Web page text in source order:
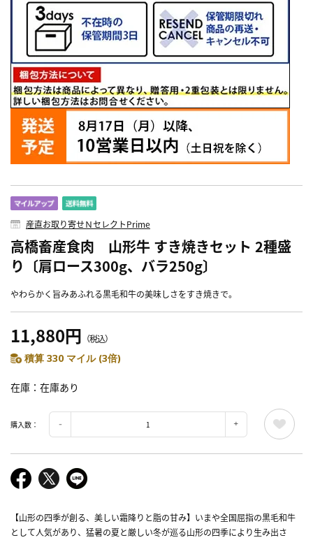
産直お取り寄せＮセレクトPrime
高橋畜産食肉 山形牛 すき焼きセット 2種盛
り〔肩ロース300g、バラ250g〕
やわらかく旨みあふれる黒毛和牛の美味しさをすき焼きで。
11,880円 （税込）
積算 330 マイル (3倍)
在庫 在庫あり
購入数：
【山形の四季が創る、美しい霜降りと脂の甘み】いまや全国屈指の黒毛和牛
として人気があり、猛暑の夏と厳しい冬が巡る山形の四季により生み出さ